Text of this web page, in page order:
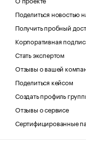
Поделиться новостью
Получить пробный
Корпоративная
Стать экспертом
Отзывы о вашей
Поделиться кейсом
Создать профиль
Отзывы о сервисе
Сертифицированные